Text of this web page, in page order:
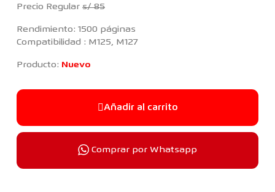
Precio Regular s/ 85
Rendimiento: 1500 páginas
Compatibilidad : M125, M127
Producto: Nuevo
Añadir al carrito
Comprar por Whatsapp